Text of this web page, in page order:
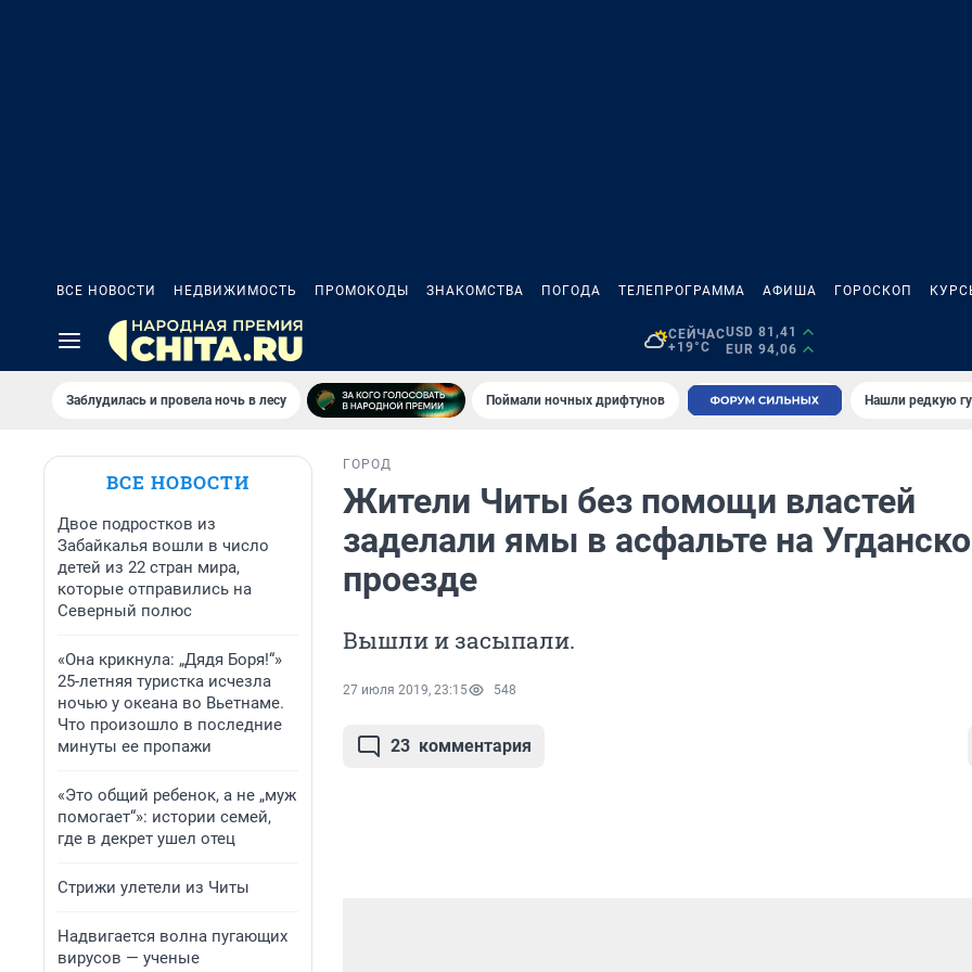
ВСЕ НОВОСТИ НЕДВИЖИМОСТЬ ПРОМОКОДЫ ЗНАКОМСТВА ПОГОДА ТЕЛЕПРОГРАММА АФИША ГОРОСКОП
СЕЙЧАС
+19°C
USD 81,41
EUR 94,06
Заблудилась и провела ночь в лесу Поймали ночных дрифтунов Нашли редкую
ВСЕ НОВОСТИ
Двое подростков из
Забайкалья вошли в число
детей из 22 стран мира,
которые отправились на
Северный полюс
«Она крикнула: „Дядя Боря!“»
25-летняя туристка исчезла
ночью у океана во Вьетнаме.
Что произошло в последние
минуты ее пропажи
«Это общий ребенок, а не „муж
помогает“»: истории семей,
где в декрет ушел отец
Стрижи улетели из Читы
Надвигается волна пугающих
вирусов — ученые
ГОРОД
Жители Читы без помощи властей
заделали ямы в асфальте на
проезде
Вышли и засыпали.
27 июля 2019, 23:15 548
23 комментария